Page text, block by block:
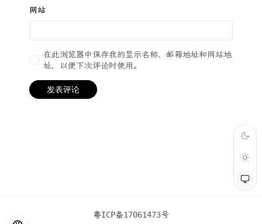
网站
在此浏览器中保存我的显示名称、邮箱地址和网站地
址，以便下次评论时使用。
粤ICP备17061473号